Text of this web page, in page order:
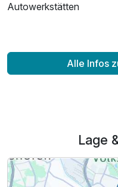
Autowerkstätten
Alle Infos
Lage